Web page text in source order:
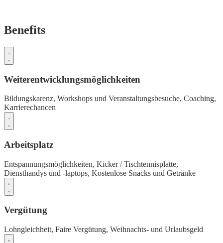
Benefits
Weiterentwicklungsmöglichkeiten
Bildungskarenz, Workshops und Veranstaltungsbesuche, Coaching,
Karrierechancen
Arbeitsplatz
Entspannungsmöglichkeiten, Kicker / Tischtennisplatte,
Diensthandys und -laptops, Kostenlose Snacks und Getränke
Vergütung
Lohngleichheit, Faire Vergütung, Weihnachts- und Urlaubsgeld